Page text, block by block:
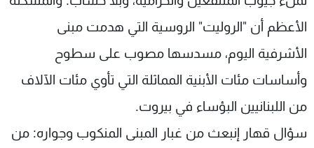
الأعظم أن "الروليت" الروسية التي هدمت مبنى
الأشرفية اليوم، مسدسها مصوب على سطوح
وأساسات مئات الأبنية المماثلة التي تأوي مئات الآلاف
من اللبنانيين البؤساء في بيروت.
سؤال قهار إنبعث من غبار المبنى المنكوب وجواره: من